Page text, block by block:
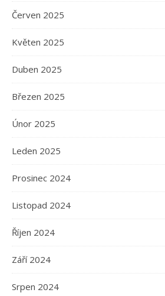
Červen 2025
Květen 2025
Duben 2025
Březen 2025
Únor 2025
Leden 2025
Prosinec 2024
Listopad 2024
Říjen 2024
Září 2024
Srpen 2024